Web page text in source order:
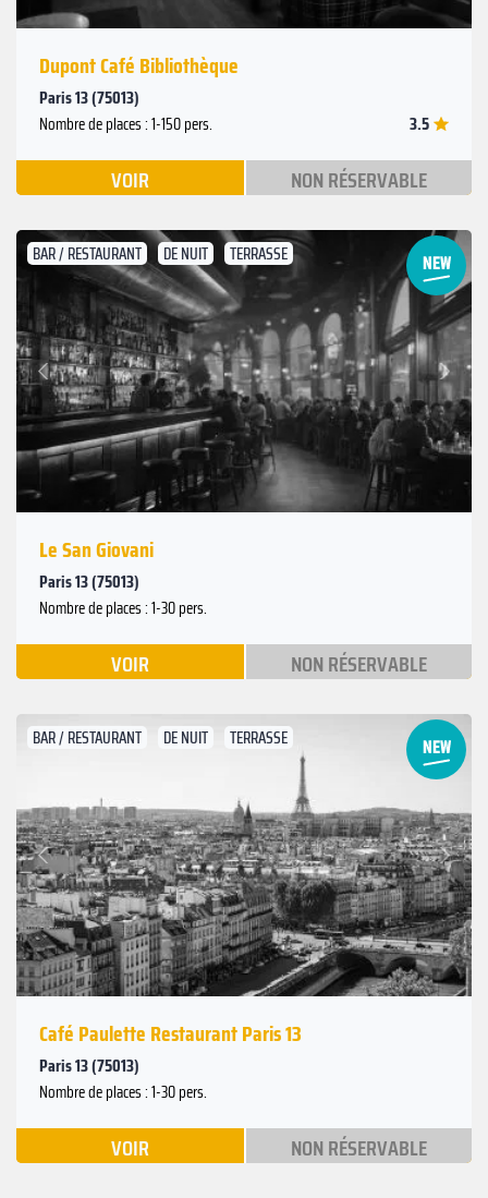
Dupont Café Bibliothèque
Paris 13 (75013)
Nombre de places : 1-150 pers. 3.5
VOIR NON RÉSERVABLE
BAR / RESTAURANT DE NUIT TERRASSE
Précédent
Suivant
Le San Giovani
Paris 13 (75013)
Nombre de places : 1-30 pers.
VOIR NON RÉSERVABLE
BAR / RESTAURANT DE NUIT TERRASSE
Précédent
Suivant
Café Paulette Restaurant Paris 13
Paris 13 (75013)
Nombre de places : 1-30 pers.
VOIR NON RÉSERVABLE